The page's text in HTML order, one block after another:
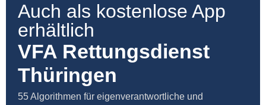
Auch als kostenlose App
erhältlich
VFA Rettungsdienst
Thüringen
55 Algorithmen für eigenverantwortliche und